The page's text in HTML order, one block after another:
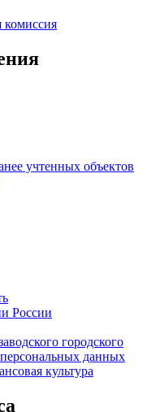
комиссия
учтенных объектов
России
городского
данных
культура